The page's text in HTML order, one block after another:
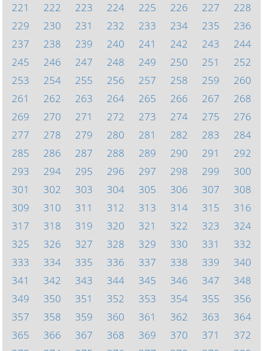
221
222 223 224 225 226 227
228
229
230 231 232 233 234 235
236
237
238 239 240 241 242 243
244
245
246 247 248 249 250 251
252
253
254 255 256 257 258 259
260
261
262 263 264 265 266 267
268
269
270 271 272 273 274 275
276
277
278 279 280 281 282 283
284
285
286 287 288 289 290 291
292
293
294 295 296 297 298 299
300
301
302 303 304 305 306 307
308
309
310 311 312 313 314 315
316
317
318 319 320 321 322 323
324
325
326 327 328 329 330 331
332
333
334 335 336 337 338 339
340
341
342 343 344 345 346 347
348
349
350 351 352 353 354 355
356
357
358 359 360 361 362 363
364
365
366 367 368 369 370 371
372